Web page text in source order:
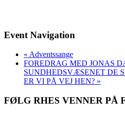
Event Navigation
« Adventssange
FOREDRAG MED JONAS
SUNDHEDSVÆSENET DE
ER VI PÅ VEJ HEN? »
FØLG RHES VENNER PÅ